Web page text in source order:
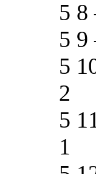
5 8
5 9
5
2
5
1